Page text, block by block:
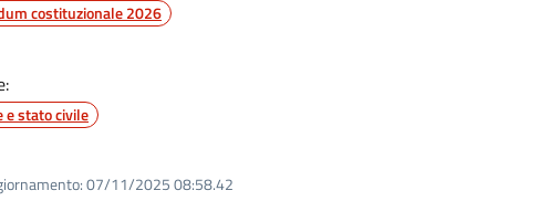
costituzionale 2026
e stato civile
07/11/2025 08:58.42